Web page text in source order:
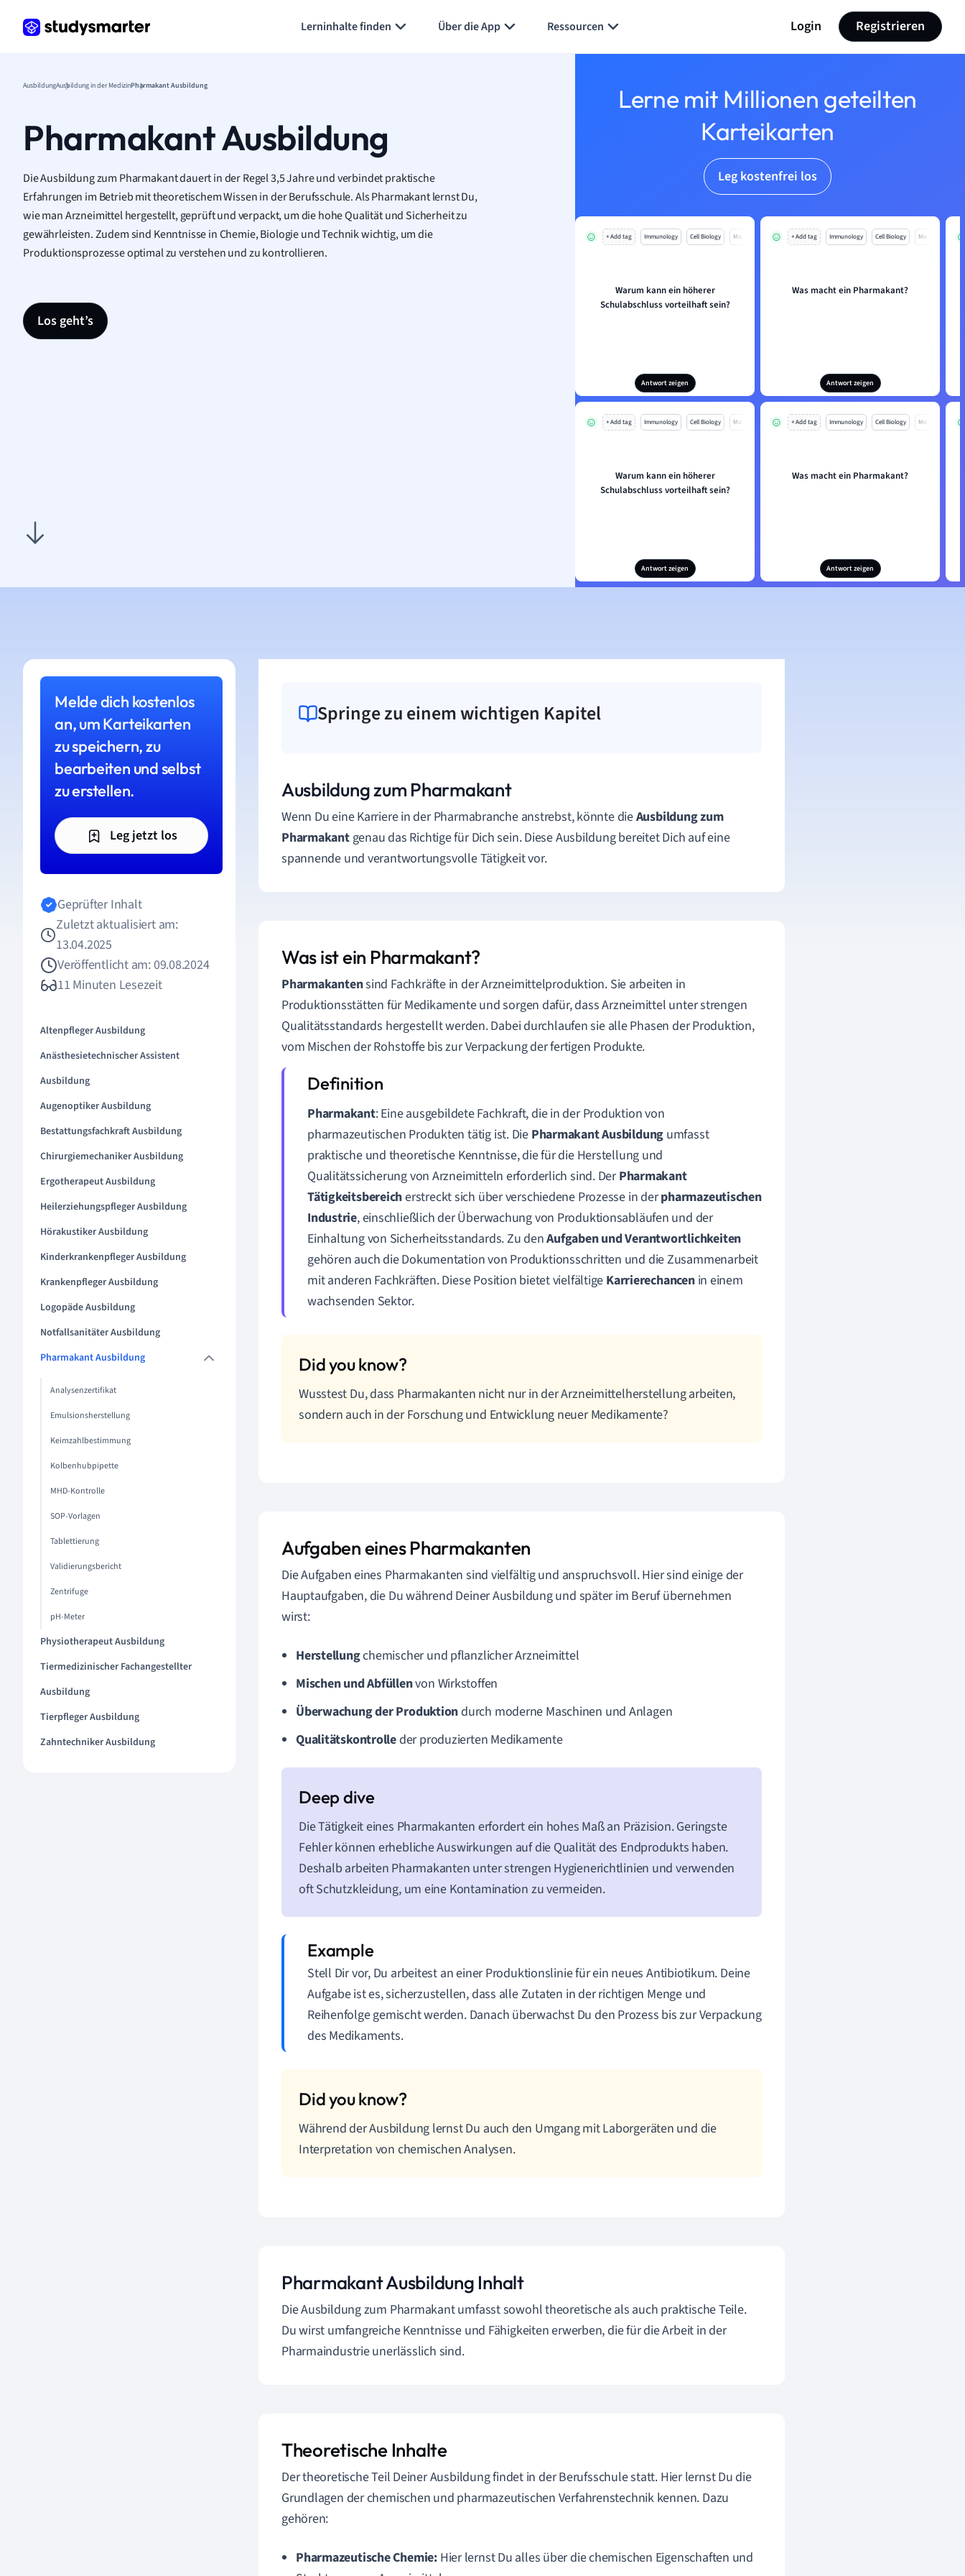
Lerninhalte finden Über die App Ressourcen Login Registrieren
AusbildungAusbildung in der MedizinPharmakant Ausbildung
Pharmakant Ausbildung
Die Ausbildung zum Pharmakant dauert in der Regel 3,5 Jahre und verbindet praktische
Erfahrungen im Betrieb mit theoretischem Wissen in der Berufsschule. Als Pharmakant lernst Du,
wie man Arzneimittel hergestellt, geprüft und verpackt, um die hohe Qualität und Sicherheit zu
gewährleisten. Zudem sind Kenntnisse in Chemie, Biologie und Technik wichtig, um die
Produktionsprozesse optimal zu verstehen und zu kontrollieren.
Los geht’s
Lerne mit Millionen geteilten
Karteikarten
Leg kostenfrei los
+ Add tag Immunology Cell Biology Mo
Warum kann ein höherer
Schulabschluss vorteilhaft sein?
Antwort zeigen
+ Add tag Immunology Cell Biology Mo
Was macht ein Pharmakant?
Antwort zeigen
+ Add tag Immunology Cell Biology Mo
Warum kann ein höherer
Schulabschluss vorteilhaft sein?
Antwort zeigen
+ Add tag Immunology Cell Biology Mo
Was macht ein Pharmakant?
Antwort zeigen
Melde dich kostenlos
an, um Karteikarten
zu speichern, zu
bearbeiten und selbst
zu erstellen.
Leg jetzt los
Geprüfter Inhalt
Zuletzt aktualisiert am:
13.04.2025
Veröffentlicht am: 09.08.2024
11 Minuten Lesezeit
Altenpfleger Ausbildung
Anästhesietechnischer Assistent
Ausbildung
Augenoptiker Ausbildung
Bestattungsfachkraft Ausbildung
Chirurgiemechaniker Ausbildung
Ergotherapeut Ausbildung
Heilerziehungspfleger Ausbildung
Hörakustiker Ausbildung
Kinderkrankenpfleger Ausbildung
Krankenpfleger Ausbildung
Logopäde Ausbildung
Notfallsanitäter Ausbildung
Pharmakant Ausbildung
Analysenzertifikat
Emulsionsherstellung
Keimzahlbestimmung
Kolbenhubpipette
MHD-Kontrolle
SOP-Vorlagen
Tablettierung
Validierungsbericht
Zentrifuge
pH-Meter
Physiotherapeut Ausbildung
Tiermedizinischer Fachangestellter
Ausbildung
Tierpfleger Ausbildung
Zahntechniker Ausbildung
Springe zu einem wichtigen Kapitel
Ausbildung zum Pharmakant
Wenn Du eine Karriere in der Pharmabranche anstrebst, könnte dieAusbildung zum
Pharmakantgenau das Richtige für Dich sein. Diese Ausbildung bereitet Dich auf eine
spannende und verantwortungsvolle Tätigkeit vor.
Was ist ein Pharmakant?
Pharmakantensind Fachkräfte in der Arzneimittelproduktion. Sie arbeiten in
Produktionsstätten für Medikamente und sorgen dafür, dass Arzneimittel unter strengen
Qualitätsstandards hergestellt werden. Dabei durchlaufen sie alle Phasen der Produktion,
vom Mischen der Rohstoffe bis zur Verpackung der fertigen Produkte.
Pharmakant: Eine ausgebildete Fachkraft, die in der Produktion von
pharmazeutischen Produkten tätig ist. Die Pharmakant Ausbildung umfasst
praktische und theoretische Kenntnisse, die für die Herstellung und
Qualitätssicherung von Arzneimitteln erforderlich sind. DerPharmakant
Tätigkeitsbereicherstreckt sich über verschiedene Prozesse in derpharmazeutischen
Industrie, einschließlich der Überwachung von Produktionsabläufen und der
Einhaltung von Sicherheitsstandards. Zu denAufgaben und Verantwortlichkeiten
gehören auch die Dokumentation von Produktionsschritten und die Zusammenarbeit
mit anderen Fachkräften. Diese Position bietet vielfältige Karrierechancenin einem
wachsenden Sektor.
Wusstest Du, dass Pharmakanten nicht nur in der Arzneimittelherstellung arbeiten,
sondern auch in der Forschung und Entwicklung neuer Medikamente?
Aufgaben eines Pharmakanten
Die Aufgaben eines Pharmakanten sind vielfältig und anspruchsvoll. Hier sind einige der
Hauptaufgaben, die Du während Deiner Ausbildung und später im Beruf übernehmen
wirst:
Herstellungchemischer und pflanzlicher Arzneimittel
Mischen und Abfüllenvon Wirkstoffen
Überwachung der Produktiondurch moderne Maschinen und Anlagen
Qualitätskontrolleder produzierten Medikamente
Die Tätigkeit eines Pharmakanten erfordert ein hohes Maß an Präzision. Geringste
Fehler können erhebliche Auswirkungen auf die Qualität des Endprodukts haben.
Deshalb arbeiten Pharmakanten unter strengen Hygienerichtlinien und verwenden
oft Schutzkleidung, um eine Kontamination zu vermeiden.
Stell Dir vor, Du arbeitest an einer Produktionslinie für ein neues Antibiotikum. Deine
Aufgabe ist es, sicherzustellen, dass alle Zutaten in der richtigen Menge und
Reihenfolge gemischt werden. Danach überwachst Du den Prozess bis zur Verpackung
des Medikaments.
Während der Ausbildung lernst Du auch den Umgang mit Laborgeräten und die
Interpretation von chemischen Analysen.
Pharmakant Ausbildung Inhalt
Die Ausbildung zum Pharmakant umfasst sowohl theoretische als auch praktische Teile.
Du wirst umfangreiche Kenntnisse und Fähigkeiten erwerben, die für die Arbeit in der
Pharmaindustrie unerlässlich sind.
Theoretische Inhalte
Der theoretische Teil Deiner Ausbildung findet in der Berufsschule statt. Hier lernst Du die
Grundlagen der chemischen und pharmazeutischen Verfahrenstechnik kennen. Dazu
gehören:
Pharmazeutische Chemie:Hier lernst Du alles über die chemischen Eigenschaften und